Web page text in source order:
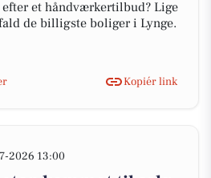
et håndværkertilbud? Lige
de billigste boliger i Lynge.
Kopiér link
2026 13:00